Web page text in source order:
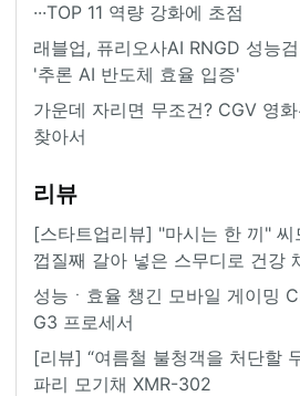
···TOP 11 역량 강화에 초점
래블업, 퓨리오사AI RNGD 성능검
'추론 AI 반도체 효율 입증'
가운데 자리면 무조건? CGV 영
찾아서
리뷰
[스타트업리뷰] "마시는 한 끼" 씨
껍질째 갈아 넣은 스무디로 건강
성능ㆍ효율 챙긴 모바일 게이밍
G3 프로세서
[리뷰] “여름철 불청객을 처단할
파리 모기채 XMR-302